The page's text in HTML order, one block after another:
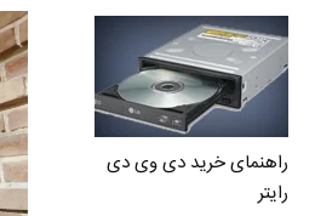
راهنمای خرید دی وی دی
رایتر